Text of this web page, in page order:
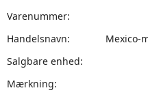
Varenummer:
Handelsnavn:
Mexico-
Salgbare enhed:
Mærkning: